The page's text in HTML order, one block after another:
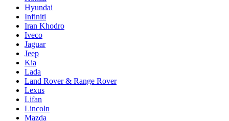
Hyundai
Infiniti
Iran Khodro
Iveco
Jaguar
Jeep
Kia
Lada
Land Rover & Range Rover
Lexus
Lifan
Lincoln
Mazda